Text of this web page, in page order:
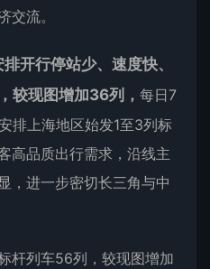
交流。
开行停站少、速度快、
较现图增加36列， 每日7
排上海地区始发1至3列标
高品质出行需求，沿线主
，进一步密切长三角与中
杆列车56列，较现图增加